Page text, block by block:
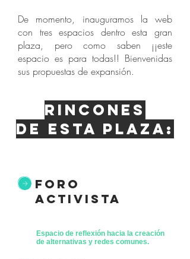
Rincones
de esta plaza:
De momento, inauguramos la web
con tres espacios dentro esta gran
plaza, pero como saben ¡¡este
espacio es para todas!! Bienvenidas
sus propuestas de expansión.
foro
activista
Espacio de reflexión hacia la creación
de alternativas y redes comunes.